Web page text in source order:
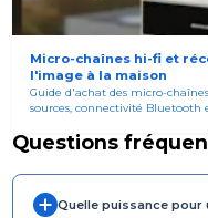
Micro-chaînes hi-fi et
l'image à la maison
Guide d'achat des micro-
sources, connectivité Bluetooth
Questions
Quelle puissance pour